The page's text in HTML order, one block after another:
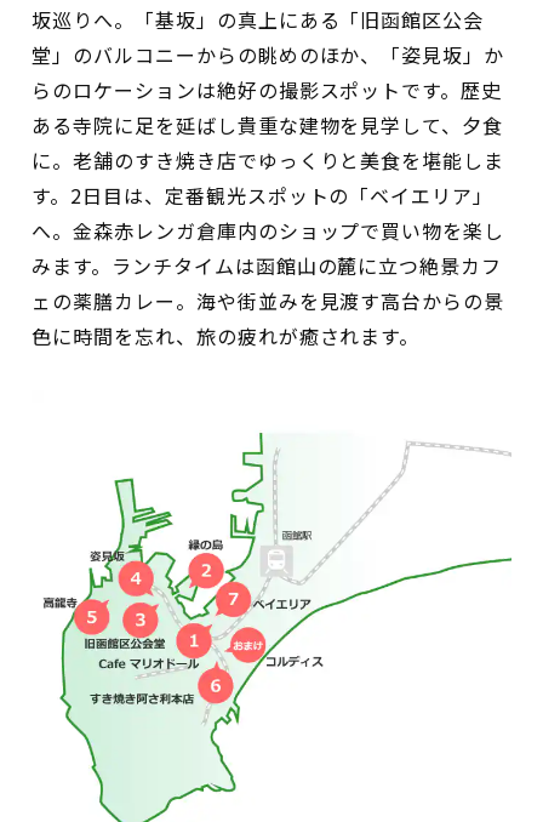
坂巡りへ。「基坂」の真上にある「旧函館区公会
堂」のバルコニーからの眺めのほか、「姿見坂」か
らのロケーションは絶好の撮影スポットです。歴史
ある寺院に足を延ばし貴重な建物を見学して、夕食
に。老舗のすき焼き店でゆっくりと美食を堪能しま
す。2日目は、定番観光スポットの「ベイエリア」
へ。金森赤レンガ倉庫内のショップで買い物を楽し
みます。ランチタイムは函館山の麓に立つ絶景カフ
ェの薬膳カレー。海や街並みを見渡す高台からの景
色に時間を忘れ、旅の疲れが癒されます。